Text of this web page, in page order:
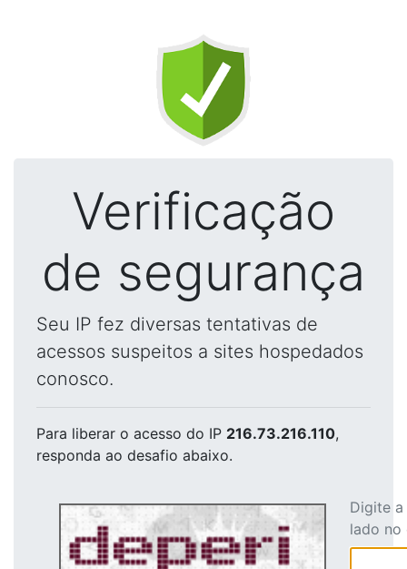
Verificação
de segurança
Seu IP fez diversas tentativas de
acessos suspeitos a sites hospedados
conosco.
Para liberar o acesso do IP 216.73.216.110,
responda ao desafio abaixo.
Digite
lado no